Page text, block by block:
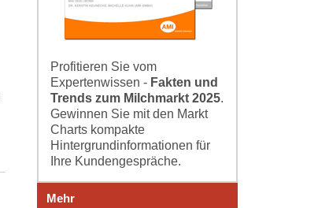
Profitieren Sie vom
Expertenwissen - Fakten und
Trends zum Milchmarkt 2025.
Gewinnen Sie mit den Markt
Charts kompakte
Hintergrundinformationen für
Ihre Kundengespräche.
Mehr